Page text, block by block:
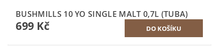
BUSHMILLS 10 YO SINGLE MALT 0,7L (TUBA)
699 Kč